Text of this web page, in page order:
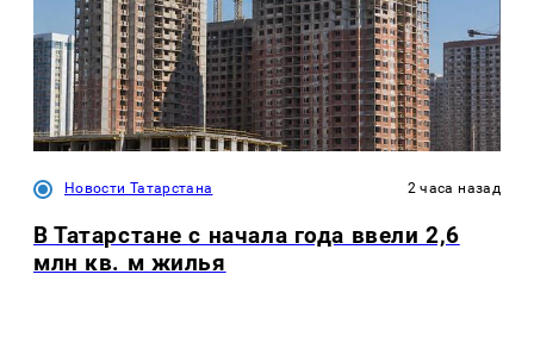
Новости Татарстана 2 часа назад
В Татарстане с начала года ввели 2,6
млн кв. м жилья